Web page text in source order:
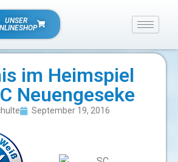
UNSER
im Heimspiel
Neuengeseke
September 19, 2016